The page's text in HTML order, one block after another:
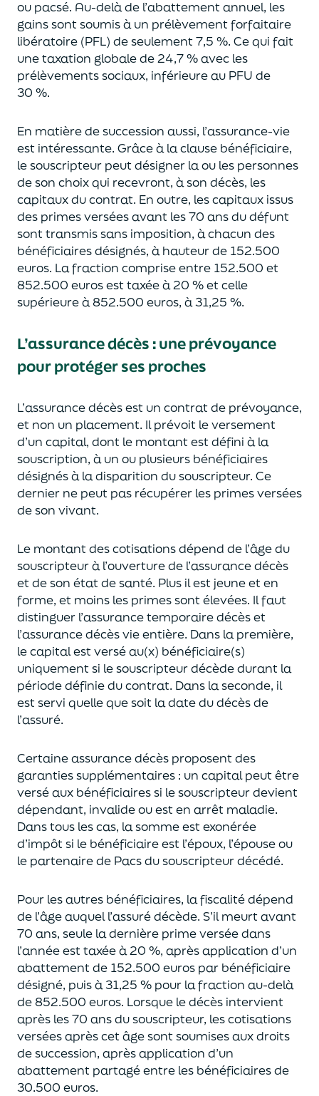
ou pacsé. Au-delàde l’abattement annuel, les
gains sont soumis à un prélèvement forfaitaire
libératoire (PFL) de seulement 7,5 %. Ce qui fait
une taxation globale de24,7 % avec les
prélèvements sociaux, inférieure au PFU de
30 %.
En matière de succession aussi, l’assurance-vie
est intéressante. Grâce à la clause bénéficiaire,
le souscripteur peut désigner la ou les personnes
de son choix qui recevront, à son décès, les
capitaux du contrat. En outre, les capitaux issus
des primes versées avant les 70 ans du défunt
sont transmis sans imposition, à chacun des
bénéficiaires désignés, à hauteur de 152.500
euros. La fraction comprise entre 152.500 et
852.500 eurosest taxée à 20 % et celle
supérieure à 852.500 euros, à 31,25 %.
L’assurance décès :une prévoyance
pour protéger ses proches
L’assurance décès est un contrat de prévoyance,
et non un placement. Il prévoit le versement
d’un capital, dont le montant est défini à la
souscription, à un ou plusieurs bénéficiaires
désignés à la disparition du souscripteur. Ce
dernier ne peut pas récupérer les primes versées
de son vivant.
Le montant des cotisations dépend de l’âgedu
souscripteur à l’ouverture de l’assurance décès
et de son état de santé. Plus il est jeuneet en
forme, et moins les primes sont élevées. Il faut
distinguer l’assurance temporaire décès et
l’assurancedécèsvie entière. Dans la première,
le capital estversé au(x) bénéficiaire(s)
uniquementsi le souscripteur décède durant la
période définie du contrat. Dans la seconde, il
est servi quelle que soit la date du décès de
l’assuré.
Certaine assurance décès proposentdes
garanties supplémentaires : un capitalpeut être
versé aux bénéficiaires si le souscripteur devient
dépendant, invalide ouest en arrêt maladie.
Dans tous les cas, la somme est exonérée
d’impôt si le bénéficiaire est l’époux, l’épouse ou
le partenaire de Pacsdu souscripteur décédé.
Pour les autres bénéficiaires, la fiscalité dépend
de l’âgeauquell’assuré décède. S’il meurt avant
70 ans, seule la dernière prime versée dans
l’année esttaxée à 20 %, après application d’un
abattement de 152.500 euros par bénéficiaire
désigné, puis à 31,25 % pour la fraction au-delà
de852.500 euros. Lorsque le décès intervient
après les 70 ans du souscripteur, les cotisations
versées après cet âge sont soumises aux droits
de succession, après application d’un
abattement partagé entre les bénéficiaires de
30.500 euros.